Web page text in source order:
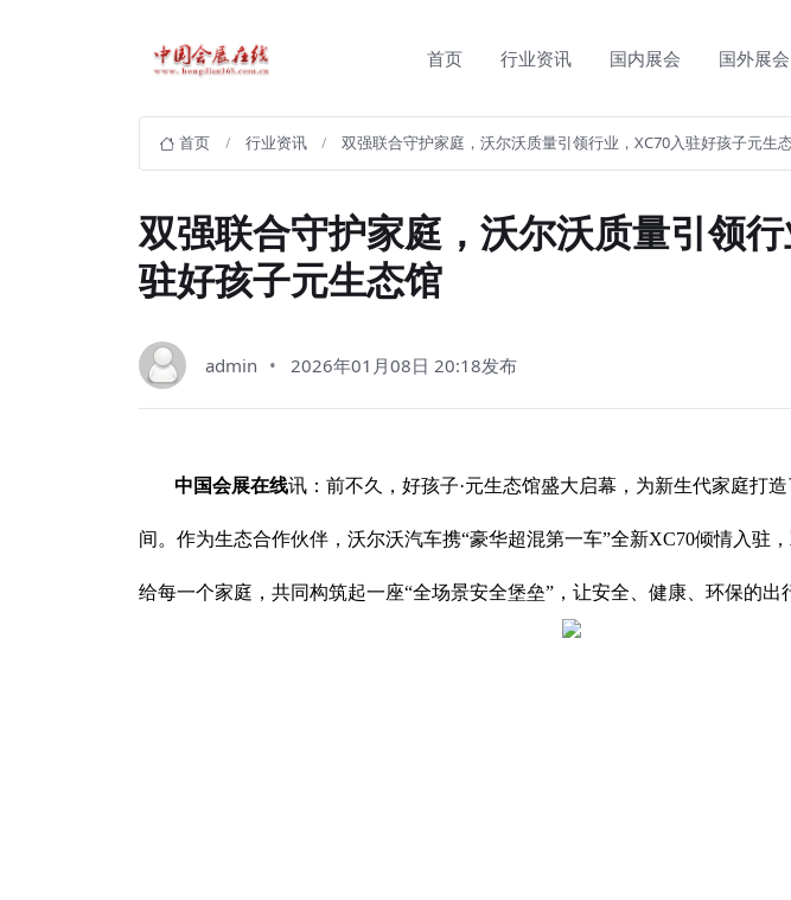
首页 行业资讯 国内展会 国外展会
首页 行业资讯 双强联合守护家庭，沃尔沃质量引领行业，XC70入驻好孩子元生
双强联合守护家庭，沃尔沃质量引领
驻好孩子元生态馆
admin 2026年01月08日 20:18发布
中国会展在线讯：前不久，好孩子·元生态馆盛大启幕，为新生代家庭打
间。作为生态合作伙伴，沃尔沃汽车携“豪华超混第一车”全新XC70倾情入驻
给每一个家庭，共同构筑起一座“全场景安全堡垒”，让安全、健康、环保的出